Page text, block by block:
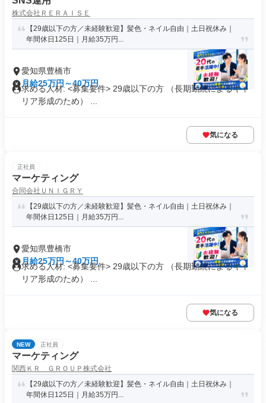
株式会社ＲＥＲＡＩＳＥ
【29歳以下の方／未経験歓迎】髪色・ネイル自由｜土日祝休み｜
年間休日125日｜月給35万円...
愛知県豊橋市
月給25万円～40万円
求める人材: <募集要件> 29歳以下の方 （長期勤続によるキャ
リア形成のため） ...
気になる
正社員
マーケティング
合同会社ＵＮＩＧＲＹ
【29歳以下の方／未経験歓迎】髪色・ネイル自由｜土日祝休み｜
年間休日125日｜月給35万円...
愛知県豊橋市
月給25万円～40万円
求める人材: <募集要件> 29歳以下の方 （長期勤続によるキャ
リア形成のため） ...
気になる
NEW 正社員
マーケティング
関西ＫＲ ＧＲＯＵＰ株式会社
【29歳以下の方／未経験歓迎】髪色・ネイル自由｜土日祝休み｜
年間休日125日｜月給35万円...